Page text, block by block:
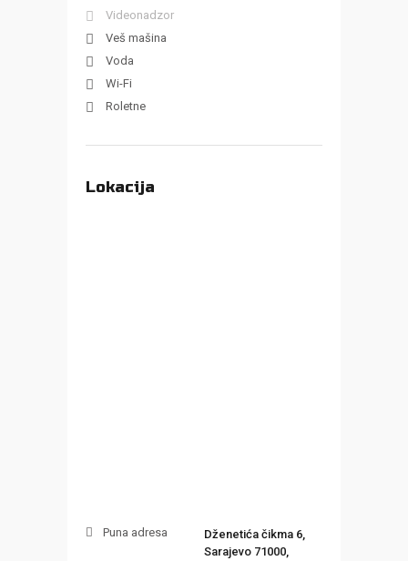
Videonadzor
Veš mašina
Voda
Wi-Fi
Roletne
Lokacija
Puna adresa
Dženetića čikma 6,
Sarajevo 71000,